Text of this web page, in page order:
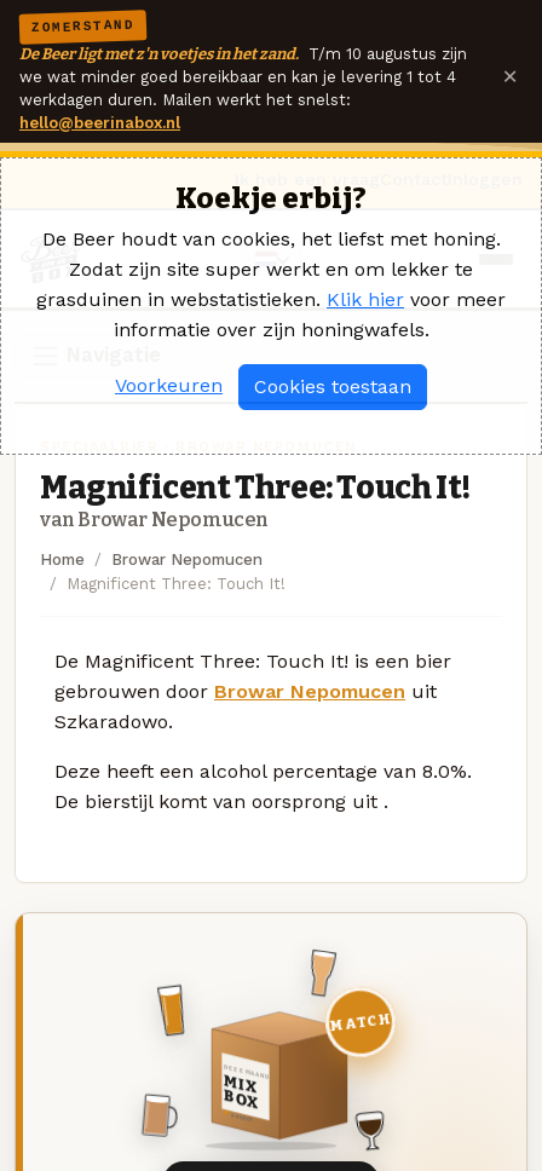
ZOMERSTAND
De Beer ligt met z'n voetjes in het zand. T/m 10 augustus zijn
we wat minder goed bereikbaar en kan je levering 1 tot 4
werkdagen duren. Mailen werkt het snelst:
hello@beerinabox.nl
×
Magnificent Three: Touch It!
van Browar Nepomucen
Home
Browar Nepomucen
Magnificent Three: Touch It!
De Magnificent Three: Touch It! is een bier
gebrouwen door Browar Nepomucen uit
Szkaradowo.
Deze heeft een alcohol percentage van 8.0%.
De bierstijl komt van oorsprong uit .
DEZE MAAND
MIX
BOX
8 BIEREN
MATCH
Koekje erbij?
De Beer houdt van cookies, het liefst met honing.
Zodat zijn site super werkt en om lekker te
grasduinen in webstatistieken. Klik hier voor meer
informatie over zijn honingwafels.
Voorkeuren Cookies toestaan